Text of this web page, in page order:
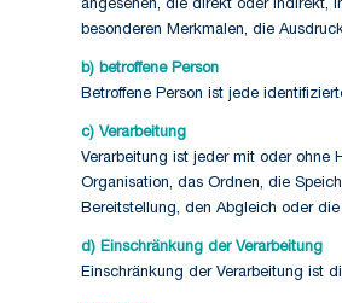
angesehen, die direkt oder indirekt,
besonderen Merkmalen, die
b) betroffene Person
Betroffene Person ist jede
c) Verarbeitung
Verarbeitung ist jeder mit oder ohne
Organisation, das Ordnen, die
Bereitstellung, den Abgleich oder
d) Einschränkung der Verarbeitung
Einschränkung der Verarbeitung ist